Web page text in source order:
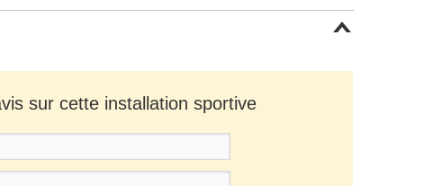
sur cette installation sportive